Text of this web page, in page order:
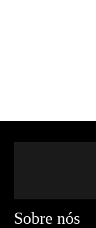
Sobre nós